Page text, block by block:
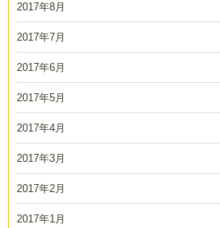
2017年8月
2017年7月
2017年6月
2017年5月
2017年4月
2017年3月
2017年2月
2017年1月